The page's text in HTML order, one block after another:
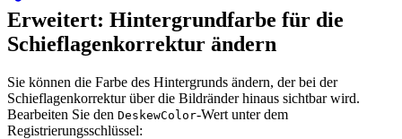
Erweitert: Hintergrundfarbe für die
Schieflagenkorrektur ändern
Sie können die Farbe des Hintergrunds ändern, der bei der
Schieflagenkorrektur über die Bildränder hinaus sichtbar wird.
Bearbeiten Sie den DeskewColor-Wert unter dem
Registrierungsschlüssel: